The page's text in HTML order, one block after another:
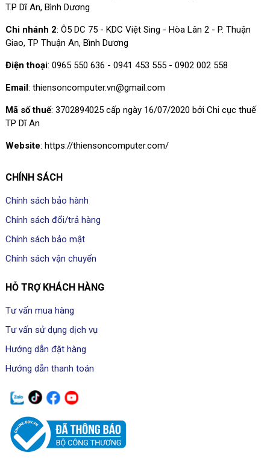
T.P Dĩ An, Bình Dương
Chi nhánh 2: Ô5 DC 75 - KDC Việt Sing - Hòa Lân 2 - P. Thuận
Giao, TP Thuận An, Bình Dương
Điện thoại: 0965 550 636 - 0941 453 555 - 0902 002 558
Email: thiensoncomputer.vn@gmail.com
Mã số thuế: 3702894025 cấp ngày 16/07/2020 bởi Chi cục thuế
TP Dĩ An
Website: https://thiensoncomputer.com/
CHÍNH SÁCH
Chính sách bảo hành
Chính sách đổi/trả hàng
Chính sách bảo mật
Chính sách vận chuyển
HỖ TRỢ KHÁCH HÀNG
Tư vấn mua hàng
Tư vấn sử dụng dịch vụ
Hướng dẫn đặt hàng
Hướng dẫn thanh toán